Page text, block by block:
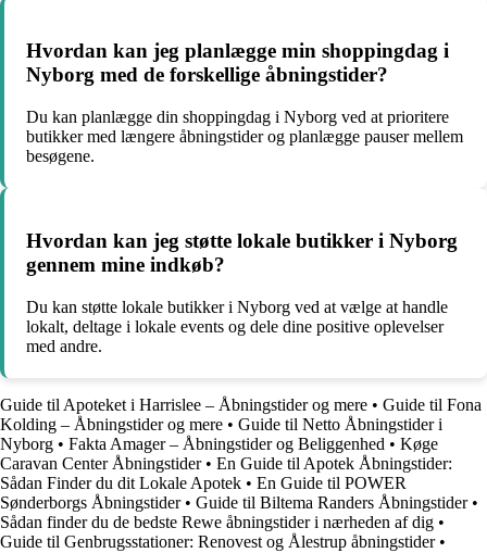
Hvordan kan jeg planlægge min shoppingdag i
Nyborg med de forskellige åbningstider?
Du kan planlægge din shoppingdag i Nyborg ved at prioritere
butikker med længere åbningstider og planlægge pauser mellem
besøgene.
Hvordan kan jeg støtte lokale butikker i Nyborg
gennem mine indkøb?
Du kan støtte lokale butikker i Nyborg ved at vælge at handle
lokalt, deltage i lokale events og dele dine positive oplevelser
med andre.
Guide til Apoteket i Harrislee – Åbningstider og mere • Guide til Fona
Kolding – Åbningstider og mere • Guide til Netto Åbningstider i
Nyborg • Fakta Amager – Åbningstider og Beliggenhed • Køge
Caravan Center Åbningstider• En Guide til Apotek Åbningstider:
Sådan Finder du dit Lokale Apotek • En Guide til POWER
Sønderborgs Åbningstider• Guide til Biltema Randers Åbningstider•
Sådan finder du de bedste Rewe åbningstider i nærheden af dig •
Guide til Genbrugsstationer: Renovest og Ålestrup åbningstider•